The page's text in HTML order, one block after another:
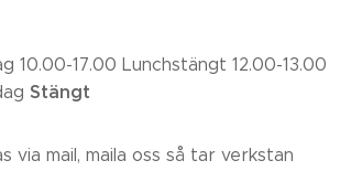
10.00-17.00 Lunchstängt 12.00-13.00
Stängt
via mail, maila oss så tar verkstan